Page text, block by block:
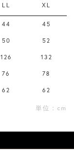
LL XL
44 45
50 52
126 132
76 78
62 62
単位：cm